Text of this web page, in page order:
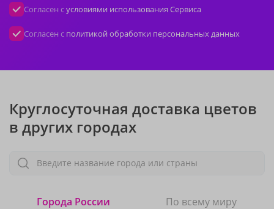
Согласен сусловиями использования Сервиса
Согласен с политикой обработки персональных данных
Круглосуточная доставка цветов
в других городах
Введите название города или страны
Города России По всему миру